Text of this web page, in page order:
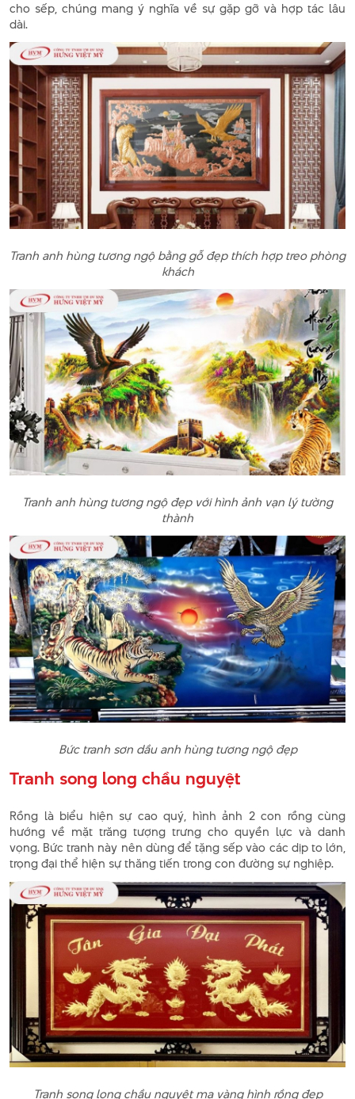
cho sếp, chúng mang ý nghĩa về sự gặp gỡ và hợp tác lâu
dài.
Tranh anh hùng tương ngộ bằng gỗ đẹp thích hợp treo phòng
khách
Tranh anh hùng tương ngộ đẹp với hình ảnh vạn lý tường
thành
Bức tranh sơn dầu anh hùng tương ngộ đẹp
Tranh song long chầu nguyệt
Rồng là biểu hiện sự cao quý, hình ảnh 2 con rồng cùng
hướng về mặt trăng tượng trưng cho quyền lực và danh
vọng. Bức tranh này nên dùng để tặng sếp vào các dịp to lớn,
trọng đại thể hiện sự thăng tiến trong con đường sự nghiệp.
Tranh song long chầu nguyệt mạ vàng hình rồng đẹp